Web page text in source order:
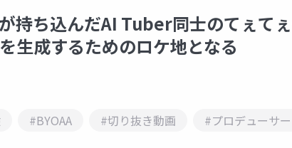
持ち込んだAI Tuber同士のてぇて
生成するためのロケ地となる
#BYOAA #切り抜き動画 #プロデューサー